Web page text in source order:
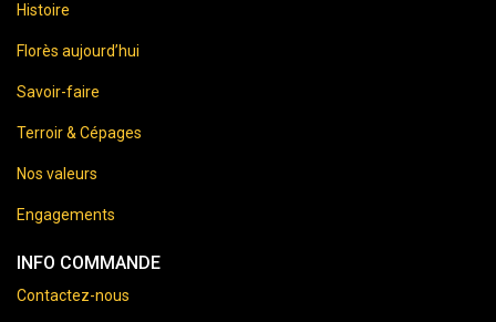
Histoire
Florès aujourd’hui
Savoir-faire
Terroir & Cépages
Nos valeurs
Engagements
INFO COMMANDE
Contactez-nous